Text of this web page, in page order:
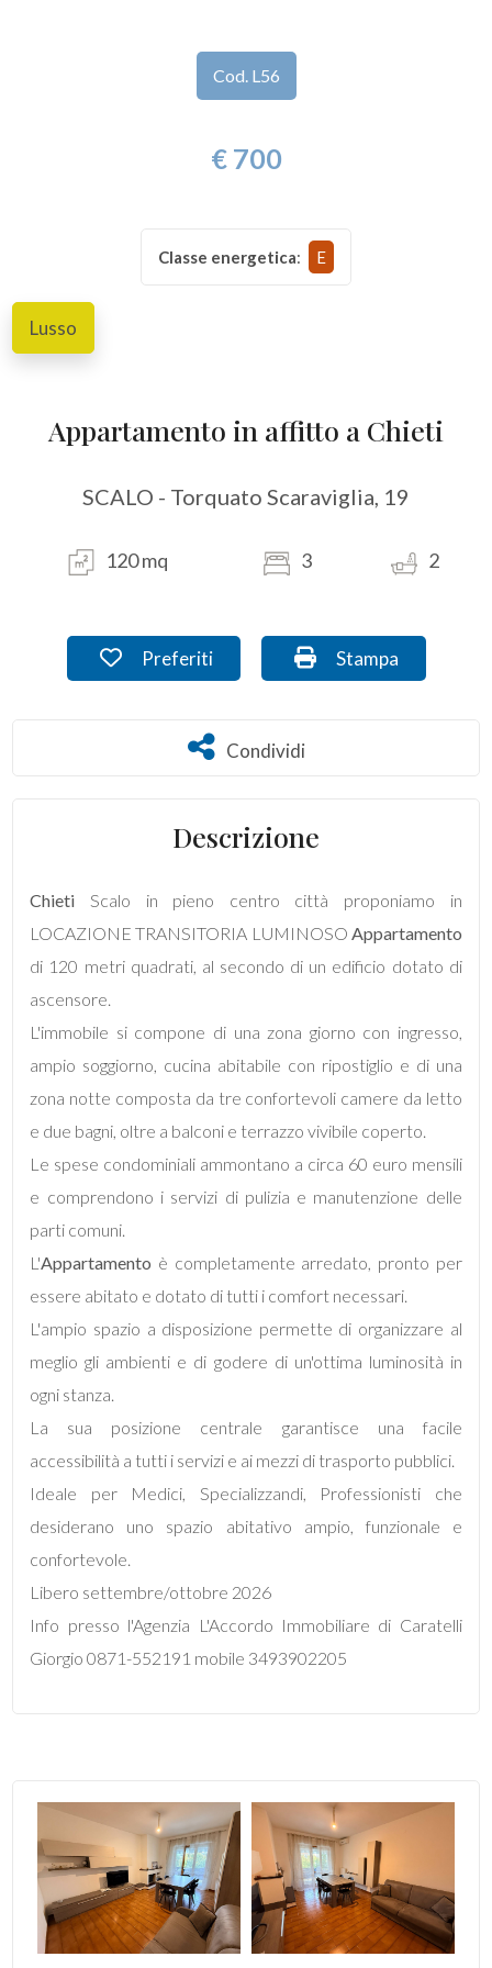
Cod. L56
€ 700
Classe energetica: E
Lusso
Appartamento in affitto a Chieti
SCALO - Torquato Scaraviglia, 19
120 mq 3 2
Preferiti: Cod. L56
Preferiti Stampa: Cod. L56
Stampa
Condividi
Condividi
Descrizione
Chieti Scalo in pieno centro città proponiamo in
LOCAZIONE TRANSITORIA LUMINOSO Appartamento
di 120 metri quadrati, al secondo di un edificio dotato di
ascensore.
L'immobile si compone di una zona giorno con ingresso,
ampio soggiorno, cucina abitabile con ripostiglio e di una
zona notte composta da tre confortevoli camere da letto
e due bagni, oltre a balconi e terrazzo vivibile coperto.
Le spese condominiali ammontano a circa 60 euro mensili
e comprendono i servizi di pulizia e manutenzione delle
parti comuni.
L'Appartamento è completamente arredato, pronto per
essere abitato e dotato di tutti i comfort necessari.
L'ampio spazio a disposizione permette di organizzare al
meglio gli ambienti e di godere di un'ottima luminosità in
ogni stanza.
La sua posizione centrale garantisce una facile
accessibilità a tutti i servizi e ai mezzi di trasporto pubblici.
Ideale per Medici, Specializzandi, Professionisti che
desiderano uno spazio abitativo ampio, funzionale e
confortevole.
Libero settembre/ottobre 2026
Info presso l'Agenzia L'Accordo Immobiliare di Caratelli
Giorgio 0871-552191 mobile 3493902205
Tipologia
-
multiscelta
Qualsiasi
Commerciali
Locali
minimi
4
5
5+
minimi
4